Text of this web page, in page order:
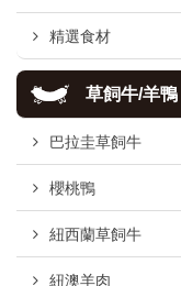
精選食材
草飼牛/羊鴨
巴拉圭草飼牛
櫻桃鴨
紐西蘭草飼牛
紐澳羊肉